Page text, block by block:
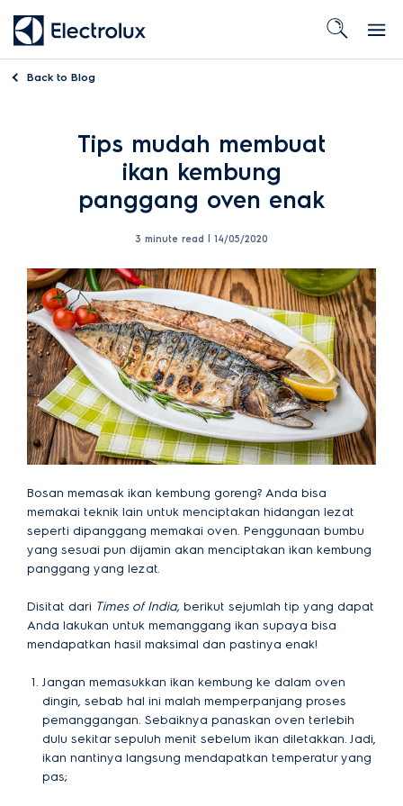
Back to Blog
Tips mudah membuat
ikan kembung
panggang oven enak
3 minute read | 14/05/2020
Bosan memasak ikan kembung goreng? Anda bisa
memakai teknik lain untuk menciptakan hidangan lezat
seperti dipanggang memakai oven. Penggunaan bumbu
yang sesuai pun dijamin akan menciptakan ikan kembung
panggang yang lezat.
Disitat dari Times of India, berikut sejumlah tip yang dapat
Anda lakukan untuk memanggang ikan supaya bisa
mendapatkan hasil maksimal dan pastinya enak!
Jangan memasukkan ikan kembung ke dalam oven
dingin, sebab hal ini malah memperpanjang proses
pemanggangan. Sebaiknya panaskan oven terlebih
dulu sekitar sepuluh menit sebelum ikan diletakkan. Jadi,
ikan nantinya langsung mendapatkan temperatur yang
pas;